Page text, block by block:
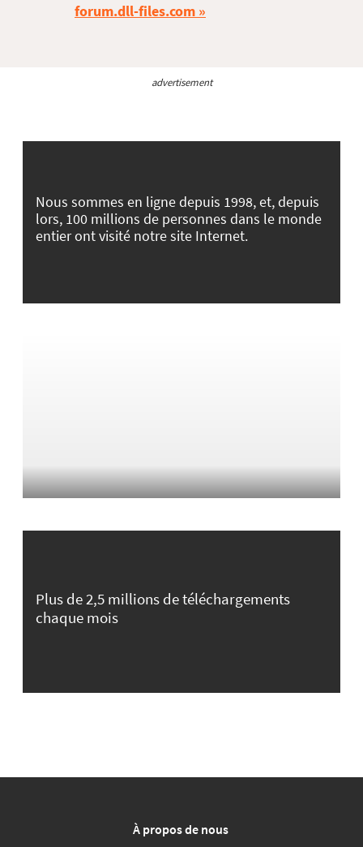
forum.dll-files.com
advertisement
Nous sommes en ligne depuis 1998, et, depuis
lors, 100 millions de personnes dans le monde
entier ont visité notre site Internet.
Plus de 2,5 millions de téléchargements
chaque mois
À propos de nous